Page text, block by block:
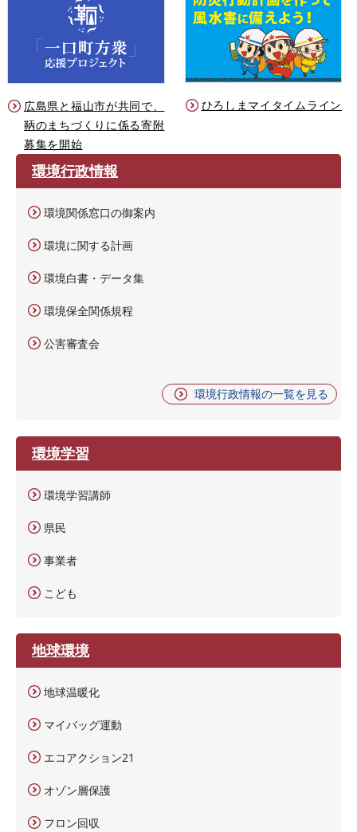
広島県と福山市が共同で、
鞆のまちづくりに係る寄附
募集を開始
ひろしまマイタイムライン
環境行政情報
環境関係窓口の御案内
環境に関する計画
環境白書・データ集
環境保全関係規程
公害審査会
環境行政情報の一覧を見る
環境学習
環境学習講師
県民
事業者
こども
地球環境
地球温暖化
マイバッグ運動
エコアクション21
オゾン層保護
フロン回収